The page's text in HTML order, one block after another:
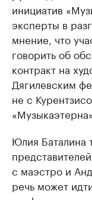
инициатив
эксперты в
мнение, что
говорить об
контракт на
Дягилевским
не с
Юлия Баталина
с маэстро и
речь может